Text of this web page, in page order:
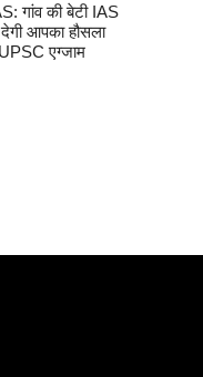
गांव की बेटी IAS
आपका हौसला
एग्जाम